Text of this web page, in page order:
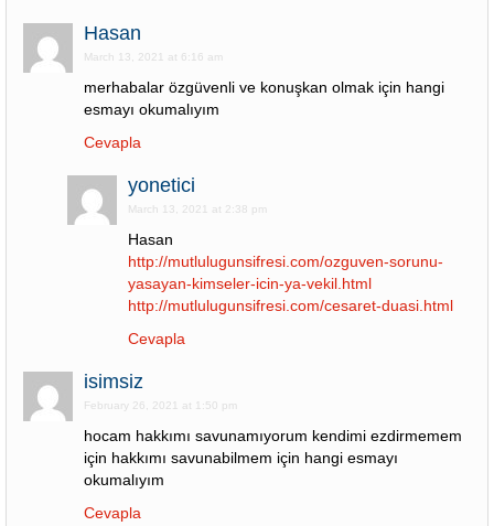
Hasan
March 13, 2021 at 6:16 am
merhabalar özgüvenli ve konuşkan olmak için hangi
esmayı okumalıyım
Cevapla
yonetici
March 13, 2021 at 2:38 pm
Hasan
http://mutlulugunsifresi.com/ozguven-sorunu-
yasayan-kimseler-icin-ya-vekil.html
http://mutlulugunsifresi.com/cesaret-duasi.html
Cevapla
isimsiz
February 26, 2021 at 1:50 pm
hocam hakkımı savunamıyorum kendimi ezdirmemem
için hakkımı savunabilmem için hangi esmayı
okumalıyım
Cevapla